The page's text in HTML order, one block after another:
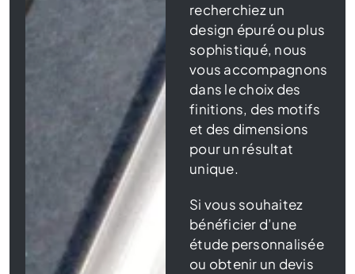
recherchiez un
design épuré ou plus
sophistiqué, nous
vous accompagnons
dans le choix des
finitions, des motifs
et des dimensions
pour un résultat
unique.
Si vous souhaitez
bénéficier d’une
étude personnalisée
ou obtenir un devis